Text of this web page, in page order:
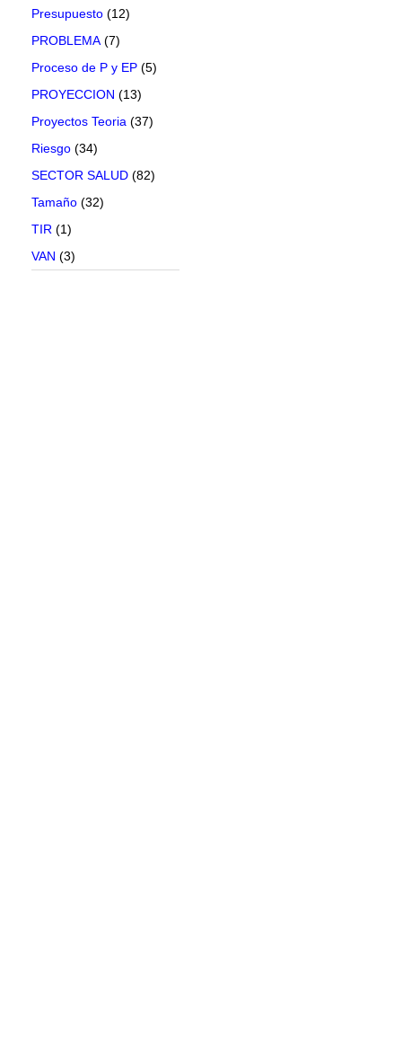
Presupuesto (12)
PROBLEMA (7)
Proceso de P y EP (5)
PROYECCION (13)
Proyectos Teoria (37)
Riesgo (34)
SECTOR SALUD (82)
Tamaño (32)
TIR (1)
VAN (3)